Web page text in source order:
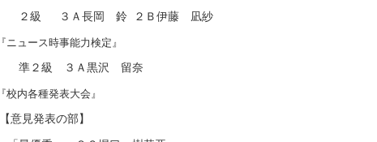
２級 ３Ａ長岡 鈴 ２Ｂ伊藤 凪紗
『ニュース時事能力検定』
準２級 ３Ａ黒沢 留奈
『校内各種発表大会』
【意見発表の部】